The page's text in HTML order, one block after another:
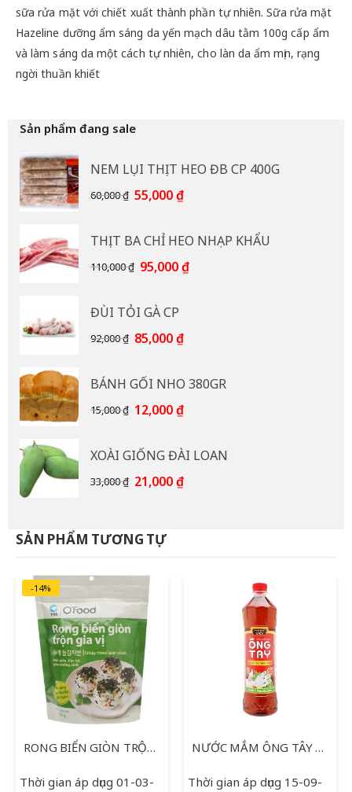
sữa rửa mặt với chiết xuất thành phần tự nhiên. Sữa rửa mặt
Hazeline dưỡng ẩm sáng da yến mạch dâu tằm 100g cấp ẩm
và làm sáng da một cách tự nhiên, cho làn da ẩm mịn, rạng
ngời thuần khiết
Sản phẩm đang sale
NEM LỤI THỊT HEO ĐB CP 400G
60,000₫ Giá
60,000 ₫.
55,000₫Giá
là:
55,000 ₫.
THỊT BA CHỈ HEO NHẠP KHẨU
110,000₫ Giá
110,000 ₫.
95,000₫Giá
ĐÙI TỎI GÀ CP
92,000₫ Giá
92,000 ₫.
85,000₫Giá
là:
85,000 ₫.
BÁNH GỐI NHO 380GR
15,000₫ Giá
15,000 ₫.
12,000₫Giá
là:
12,000 ₫.
XOÀI GIỐNG ĐÀI LOAN
33,000₫ Giá
33,000 ₫.
21,000₫Giá
SẢN PHẨM TƯƠNG TỰ
-14%
RONG BIỂN GIÒN TRỘN GIA VỊ O’FOOG 30G
Thời gian áp dụng 01-03-
NƯỚC MẮM ÔNG TÂY 900ML
Thời gian áp dụng 15-09-